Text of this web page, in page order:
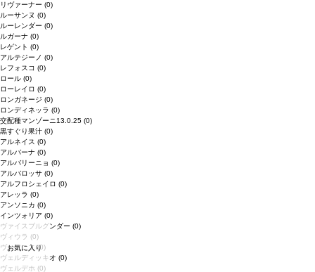
お気に入り
リヴァーナー (0)
ルーサンヌ (0)
ルーレンダー (0)
ルガーナ (0)
レゲント (0)
アルテジーノ (0)
レフォスコ (0)
ロール (0)
ローレイロ (0)
ロンガネージ (0)
ロンディネッラ (0)
交配種マンゾーニ13.0.25 (0)
黒すぐり果汁 (0)
アルネイス (0)
アルバーナ (0)
アルバリーニョ (0)
アルバロッサ (0)
アルフロシェイロ (0)
アレッラ (0)
アンソニカ (0)
インツォリア (0)
ヴァイスブルグンダー (0)
ヴィウラ (0)
ヴィオニエ(0)
ヴェルディッキオ (0)
ヴェルデホ (0)